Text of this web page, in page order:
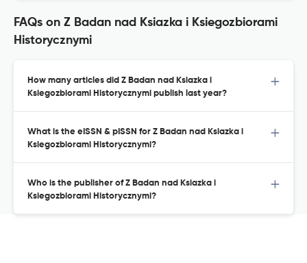
FAQs on Z Badan nad Ksiazka i Ksiegozbiorami
Historycznymi
How many articles did Z Badan nad Ksiazka i
Ksiegozbiorami Historycznymi publish last year?
What is the eISSN & pISSN for Z Badan nad Ksiazka i
Ksiegozbiorami Historycznymi?
Who is the publisher of Z Badan nad Ksiazka i
Ksiegozbiorami Historycznymi?